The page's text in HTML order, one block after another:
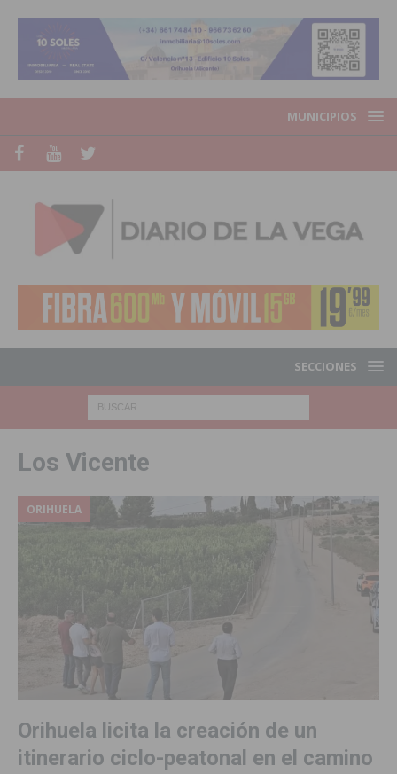
MUNICIPIOS
SECCIONES
Los Vicente
ORIHUELA
Orihuela licita la creación de un
itinerario ciclo-peatonal en el camino